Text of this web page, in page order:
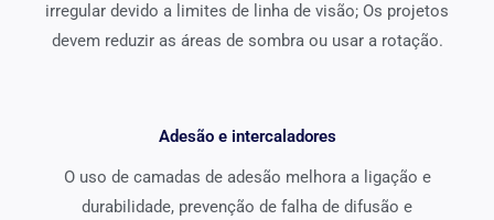
irregular devido a limites de linha de visão; Os projetos
devem reduzir as áreas de sombra ou usar a rotação.
Adesão e intercaladores
O uso de camadas de adesão melhora a ligação e
durabilidade, prevenção de falha de difusão e